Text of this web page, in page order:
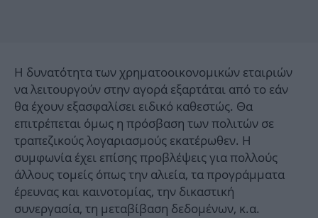
Η δυνατότητα των χρηματοοικονομικών εταιριών
να λειτουργούν στην αγορά εξαρτάται από το εάν
θα έχουν εξασφαλίσει ειδικό καθεστώς. Θα
επιτρέπεται όμως η πρόσβαση των πολιτών σε
τραπεζικούς λογαριασμούς εκατέρωθεν. Η
συμφωνία έχει επίσης προβλέψεις για πολλούς
άλλους τομείς όπως την αλιεία, τα προγράμματα
έρευνας και καινοτομίας, την δικαστική
συνεργασία, τη μεταβίβαση δεδομένων, κ.α.